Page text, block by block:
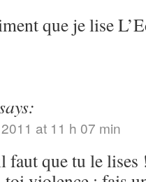
que je lise
at 11 h 07 min
faut que tu le lises